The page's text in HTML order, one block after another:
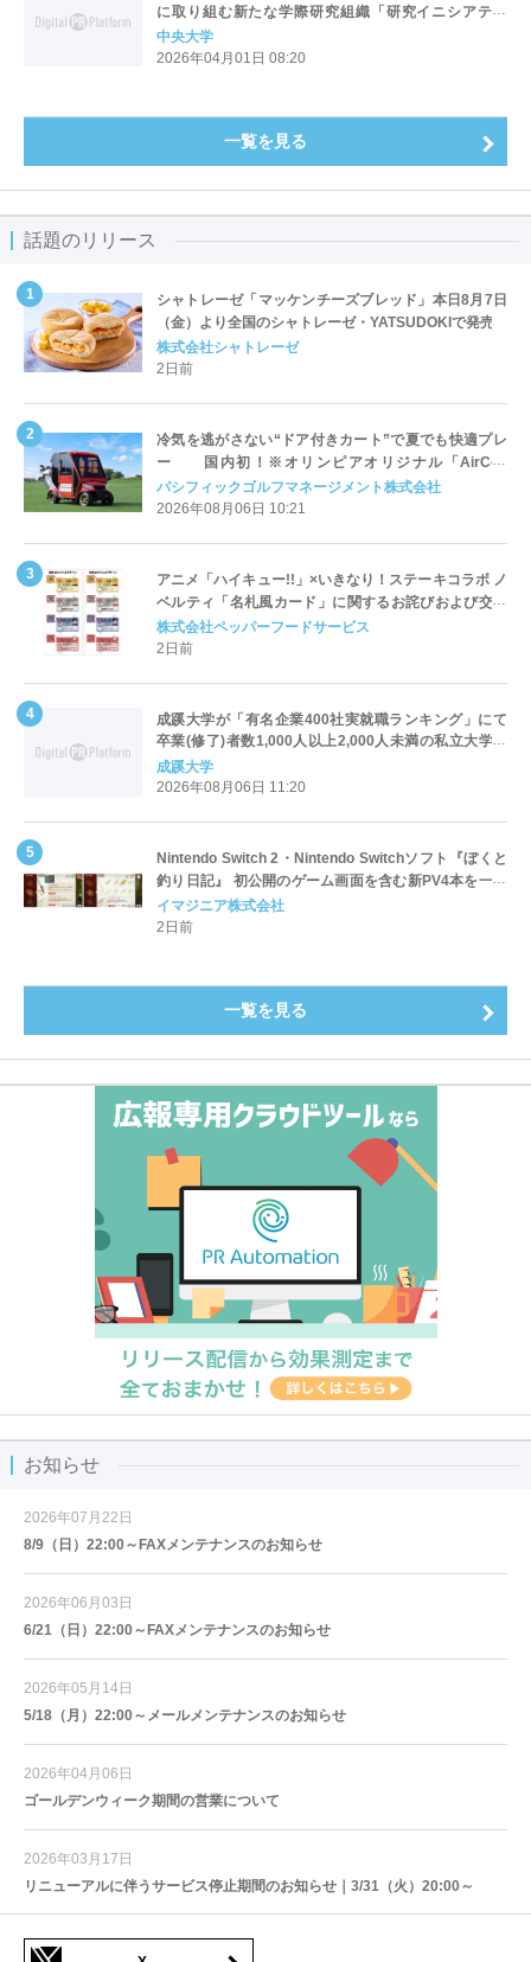
に取り組む新たな学際研究組織「研究イニシアティ
ブ」を始動―
中央大学
2026年04月01日 08:20
一覧を見る
話題のリリース
シャトレーゼ「マッケンチーズブレッド」本日8月7日
（金）より全国のシャトレーゼ・YATSUDOKIで発売
株式会社シャトレーゼ
2日前
冷気を逃がさない“ドア付きカート”で夏でも快適プレ
ー 国内初！※オリンピアオリジナル「AirCon
Cart（エアコンカート）」導入 | ＰＧＭ
パシフィックゴルフマネージメント株式会社
2026年08月06日 10:21
アニメ「ハイキュー!!」×いきなり！ステーキコラボ ノ
ベルティ「名札風カード」に関するお詫びおよび交換
対応についてのご案内
株式会社ペッパーフードサービス
2日前
成蹊大学が「有名企業400社実就職ランキング」にて
卒業(修了)者数1,000人以上2,000人未満の私立大学で
全国第1位を獲得！～実就職率は26.5%（前年比＋
4.3pt）に伸長、東京の私立大学でも10位にランクイン
成蹊大学
2026年08月06日 11:20
Nintendo Switch 2・Nintendo Switchソフト『ぼくと
釣り日記』 初公開のゲーム画面を含む新PV4本を一挙
公開！
イマジニア株式会社
2日前
一覧を見る
お知らせ
2026年07月22日
8/9（日）22:00～FAXメンテナンスのお知らせ
2026年06月03日
6/21（日）22:00～FAXメンテナンスのお知らせ
2026年05月14日
5/18（月）22:00～メールメンテナンスのお知らせ
2026年04月06日
ゴールデンウィーク期間の営業について
2026年03月17日
リニューアルに伴うサービス停止期間のお知らせ｜3/31（火）20:00～